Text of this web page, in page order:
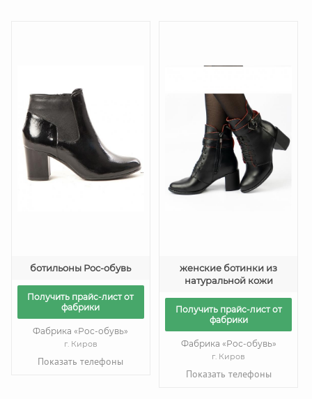
ботильоны Рос-обувь
Получить прайс-лист от
фабрики
Фабрика «Рос-обувь»
г. Киров
Показать телефоны
женские ботинки из
натуральной кожи
Получить прайс-лист от
фабрики
Фабрика «Рос-обувь»
г. Киров
Показать телефоны